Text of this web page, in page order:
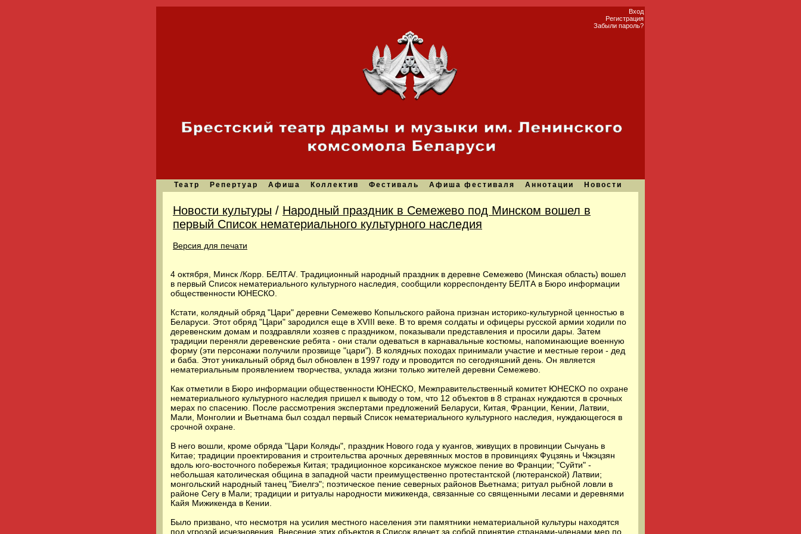
Вход
Регистрация
Забыли пароль?
Театр Репертуар Афиша Коллектив Фестиваль Афиша фестиваля Аннотации Новости
Новости культуры / Народный праздник в Семежево под Минском вошел в
первый Список нематериального культурного наследия
Версия для печати
4 октября, Минск /Корр. БЕЛТА/. Традиционный народный праздник в деревне Семежево (Минская область) вошел
в первый Список нематериального культурного наследия, сообщили корреспонденту БЕЛТА в Бюро информации
общественности ЮНЕСКО.
Кстати, колядный обряд "Цари" деревни Семежево Копыльского района признан историко-культурной ценностью в
Беларуси. Этот обряд "Цари" зародился еще в XVIII веке. В то время солдаты и офицеры русской армии ходили по
деревенским домам и поздравляли хозяев с праздником, показывали представления и просили дары. Затем
традиции переняли деревенские ребята - они стали одеваться в карнавальные костюмы, напоминающие военную
форму (эти персонажи получили прозвище "цари"). В колядных походах принимали участие и местные герои - дед
и баба. Этот уникальный обряд был обновлен в 1997 году и проводится по сегодняшний день. Он является
нематериальным проявлением творчества, уклада жизни только жителей деревни Семежево.
Как отметили в Бюро информации общественности ЮНЕСКО, Межправительственный комитет ЮНЕСКО по охране
нематериального культурного наследия пришел к выводу о том, что 12 объектов в 8 странах нуждаются в срочных
мерах по спасению. После рассмотрения экспертами предложений Беларуси, Китая, Франции, Кении, Латвии,
Мали, Монголии и Вьетнама был создал первый Список нематериального культурного наследия, нуждающегося в
срочной охране.
В него вошли, кроме обряда "Цари Коляды", праздник Нового года у куангов, живущих в провинции Сычуань в
Китае; традиции проектирования и строительства арочных деревянных мостов в провинциях Фуцзянь и Чжэцзян
вдоль юго-восточного побережья Китая; традиционное корсиканское мужское пение во Франции; "Суйти" -
небольшая католическая община в западной части преимущественно протестантской (лютеранской) Латвии;
монгольский народный танец "Биелгэ"; поэтическое пение северных районов Вьетнама; ритуал рыбной ловли в
районе Сегу в Мали; традиции и ритуалы народности мижикенда, связанные со священными лесами и деревнями
Кайя Мижикенда в Кении.
Было призвано, что несмотря на усилия местного населения эти памятники нематериальной культуры находятся
под угрозой исчезновения. Внесение этих объектов в Список влечет за собой принятие странами-членами мер по